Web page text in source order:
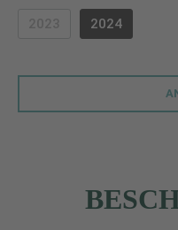
(DIESE OPTION IST
2024